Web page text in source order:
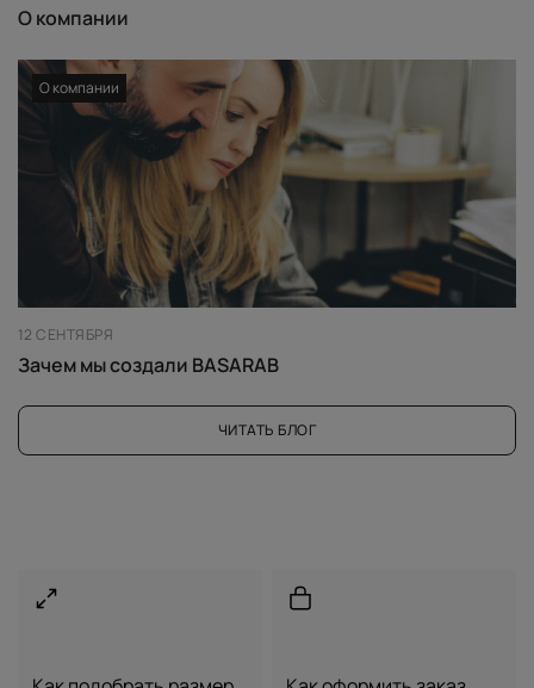
О компании
О компании
12 СЕНТЯБРЯ
Зачем мы создали BASARAB
ЧИТАТЬ БЛОГ